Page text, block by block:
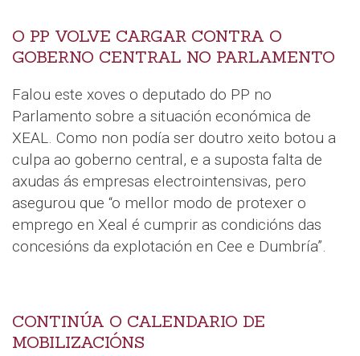
O PP VOLVE CARGAR CONTRA O
GOBERNO CENTRAL NO PARLAMENTO
Falou este xoves o deputado do PP no
Parlamento sobre a situación económica de
XEAL. Como non podía ser doutro xeito botou a
culpa ao goberno central, e a suposta falta de
axudas ás empresas electrointensivas, pero
asegurou que “o mellor modo de protexer o
emprego en Xeal é cumprir as condicións das
concesións da explotación en Cee e Dumbría”.
CONTINÚA O CALENDARIO DE
MOBILIZACIÓNS